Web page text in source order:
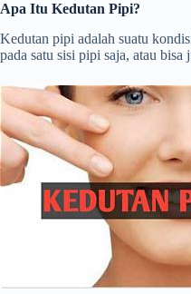
Apa Itu Kedutan Pipi?
Kedutan pipi adalah suatu
pada satu sisi pipi saja, atau